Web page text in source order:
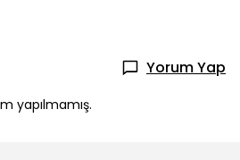
Yorum Yap
yapılmamış.